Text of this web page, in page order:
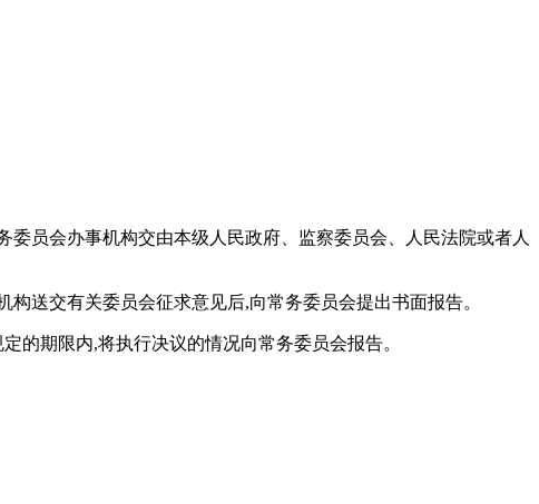
员会办事机构交由本级人民政府、监察委员会、人民法院或者人
送交有关委员会征求意见后,向常务委员会提出书面报告。
的期限内,将执行决议的情况向常务委员会报告。